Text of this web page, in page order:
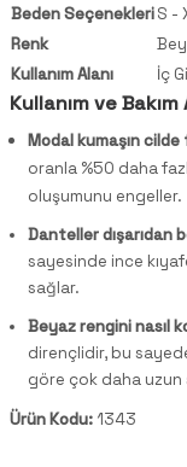
Beden SeçenekleriS -
Renk
Kullanım Alanı
İç
Kullanım ve
Modal kumaşın
oranla %50 daha
oluşumunu engeller.
Danteller dışarıdan
sayesinde ince
sağlar.
Beyaz rengini nasıl
dirençlidir, bu
göre çok daha uzun
Ürün Kodu: 1343